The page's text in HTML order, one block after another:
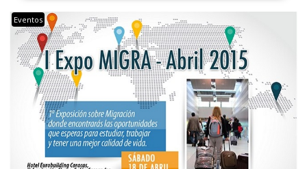
Eventos